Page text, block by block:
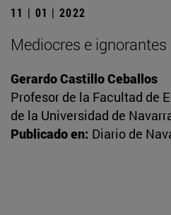
11 | 01 | 2022
Mediocres e
Gerardo Castillo Ceballos
Profesor de la Facultad de
de la Universidad de
Publicado en: Diario de